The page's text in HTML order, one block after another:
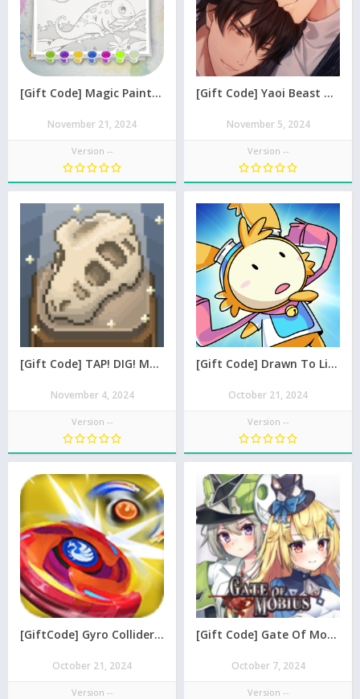
[Gift Code] Magic Paint mới nhất 08/2026
November 21, 2024
Version --
[Gift Code] Yaoi Beast Boys : Anime Romanc mới nhất 08/2026
November 5, 2024
Version --
[Gift Code] TAP! DIG! MY MUSEUM! mới nhất 08/2026
November 4, 2024
Version --
[Gift Code] Drawn To Life: Two Realms mới nhất 08/2026
October 21, 2024
Version --
[GiftCode] Gyro Collider mới nhất 08/2026
October 21, 2024
Version --
[Gift Code] Gate Of Mobius mới nhất 08/2026
October 7, 2024
Version --